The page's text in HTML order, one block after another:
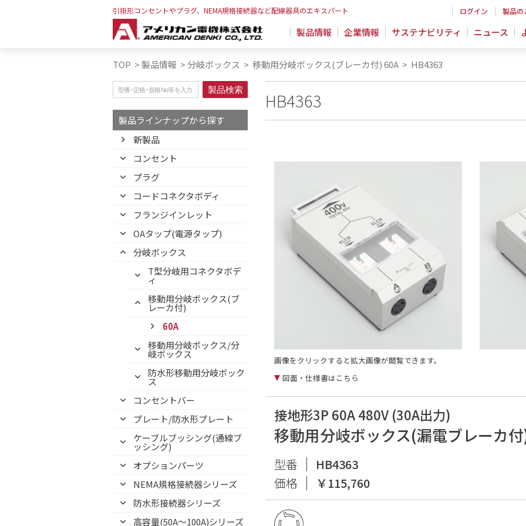
引掛形コンセントやプラグ、NEMA規格接続器など配線器具のエキスパート ログイン 製品の
製品情報 企業情報 サステナビリティ ニュース
TOP >製品情報 >分岐ボックス > 移動用分岐ボックス(ブレーカ付) 60A > HB4363
製品ラインナップから探す
新製品
コンセント
プラグ
コードコネクタボディ
フランジインレット
OAタップ(電源タップ)
分岐ボックス
T型分岐用コネクタボデ
ィ
移動用分岐ボックス(ブ
レーカ付)
60A
移動用分岐ボックス/分
岐ボックス
防水形移動用分岐ボック
ス
コンセントバー
プレート/防水形プレート
ケーブルブッシング(通線ブ
ッシング)
オプションパーツ
NEMA規格接続器シリーズ
防水形接続器シリーズ
高容量(50A～100A)シリーズ
HB4363
画像をクリックすると拡大画像が閲覧できます。
図面・仕様書はこちら
接地形3P 60A 480V (30A出力)
移動用分岐ボックス(漏電ブレーカ
型番
HB4363
価格
￥115,760